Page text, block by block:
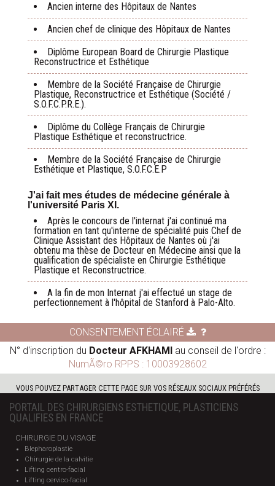
Ancien interne des Hôpitaux de Nantes
Ancien chef de clinique des Hôpitaux de Nantes
Diplôme European Board de Chirurgie Plastique
Reconstructrice et Esthétique
Membre de la Société Française de Chirurgie
Plastique, Reconstructrice et Esthétique (Société /
S.O.F.C.P.R.E.).
Diplôme du Collège Français de Chirurgie
Plastique Esthétique et reconstructrice.
Membre de la Société Française de Chirurgie
Esthétique et Plastique, S.O.F.C.E.P
J'ai fait mes études de médecine générale à
l'université Paris XI.
Après le concours de l'internat j'ai continué ma
formation en tant qu'interne de spécialité puis Chef de
Clinique Assistant des Hôpitaux de Nantes où j'ai
obtenu ma thèse de Docteur en Médecine ainsi que la
qualification de spécialiste en Chirurgie Esthétique
Plastique et Reconstructrice.
A la fin de mon Internat j'ai effectué un stage de
perfectionnement à l'hôpital de Stanford à Palo-Alto.
CONSENTEMENT ÉCLAIRÉ
N° d'inscription du Docteur AFKHAMIau conseil de l'ordre :
NumÃ©ro RPPS : 10003928602
VOUS POUVEZ PARTAGER CETTE PAGE SUR VOS RÉSEAUX SOCIAUX PRÉFÉRÉS
PORTAIL DES CHIRURGIENS ESTHETIQUE, PLASTICIENS
QUALIFIES EN FRANCE
CHIRURGIE DU VISAGE
Blepharoplastie
Chirurgie de la calvitie
Lifting centro-facial
Lifting cervico-facial